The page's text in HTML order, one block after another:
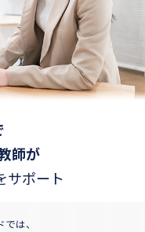
師が
サポート
は、